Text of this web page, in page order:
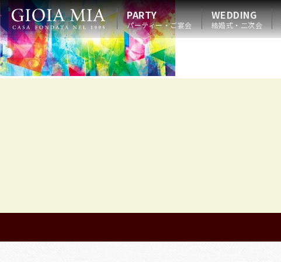
PARTY
パーティー・ご宴会
WEDDING
結婚式・二次会